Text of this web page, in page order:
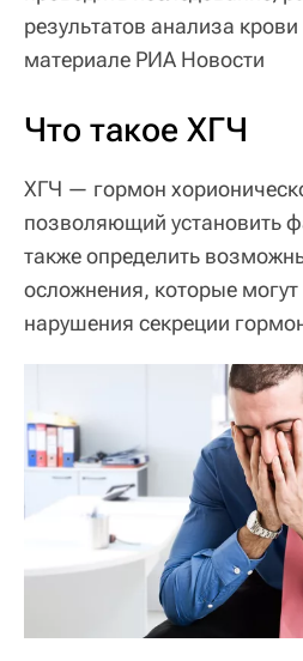
результатов анализа
материале РИА Новости
Что такое ХГЧ
ХГЧ — гормон
позволяющий установить
также определить
осложнения, которые могут
нарушения секреции